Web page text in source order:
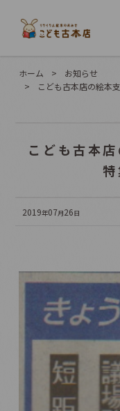
ホーム >
お知らせ
>
こども古本店の絵本
こども古本
2019年07月26日